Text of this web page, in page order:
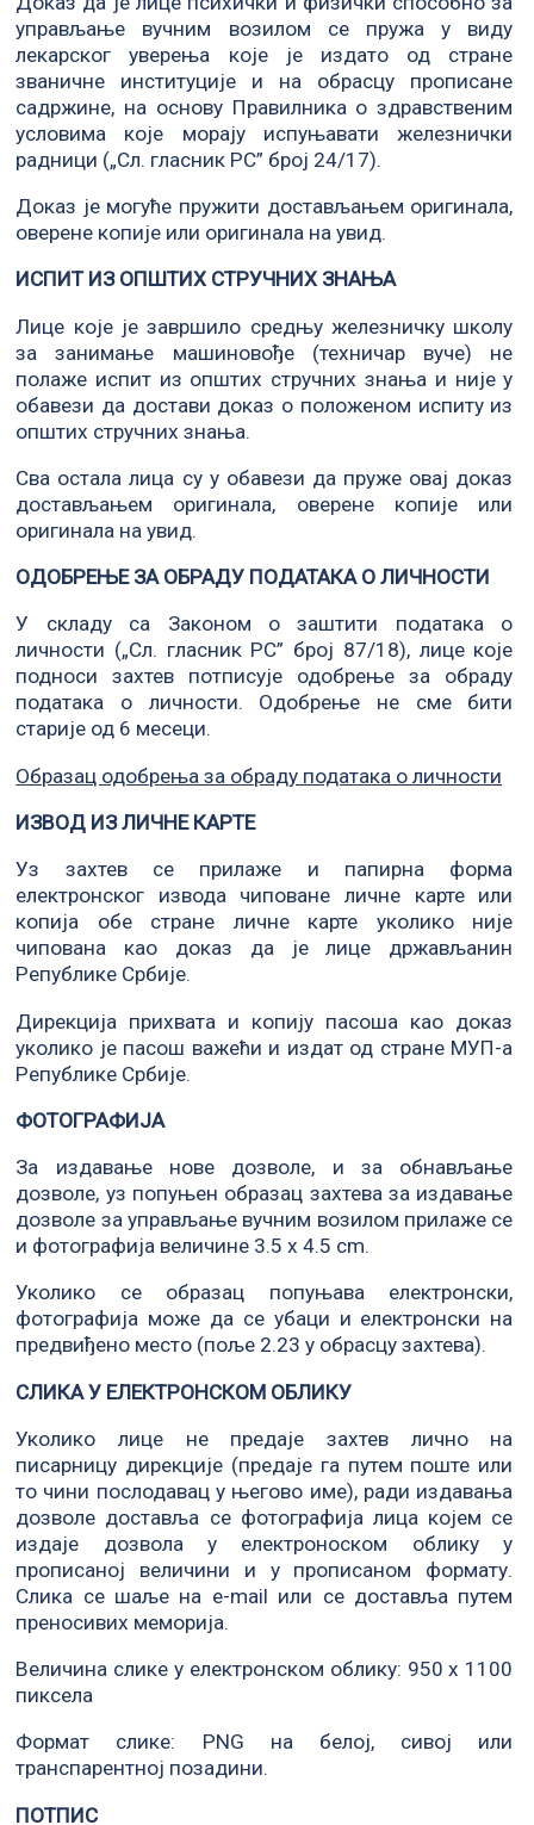
управљање вучним возилом се пружа у виду
лекарског уверења које је издато од стране
званичне институције и на обрасцу прописане
садржине, на основу Правилника о здравственим
условима које морају испуњавати железнички
радници („Сл. гласник РС” број 24/17).
Доказ је могуће пружити достављањем оригинала,
оверене копије или оригинала на увид.
ИСПИТ ИЗ ОПШТИХ СТРУЧНИХ ЗНАЊА
Лице које је завршило средњу железничку школу
за занимање машиновође (техничар вуче) не
полаже испит из општих стручних знања и није у
обавези да достави доказ о положеном испиту из
општих стручних знања.
Сва остала лица су у обавези да пруже овај доказ
достављањем оригинала, оверене копије или
оригинала на увид.
ОДОБРЕЊЕ ЗА ОБРАДУ ПОДАТАКА О ЛИЧНОСТИ
У складу са Законом о заштити података о
личности („Сл. гласник РС” број 87/18), лице које
подноси захтев потписује одобрење за обраду
података о личности. Одобрење не сме бити
старије од 6 месеци.
Образац одобрења за обраду података о личности
ИЗВОД ИЗ ЛИЧНЕ КАРТЕ
Уз захтев се прилаже и папирна форма
електронског извода чиповане личне карте или
копија обе стране личне карте уколико није
чипована као доказ да је лице држављанин
Републике Србије.
Дирекција прихвата и копију пасоша као доказ
уколико је пасош важећи и издат од стране МУП-а
Републике Србије.
ФОТОГРАФИЈА
За издавање нове дозволе, и за обнављање
дозволе, уз попуњен образац захтева за издавање
дозволе за управљање вучним возилом прилаже се
и фотографија величине 3.5 x 4.5 cm.
Уколико се образац попуњава електронски,
фотографија може да се убаци и електронски на
предвиђено место (поље 2.23 у обрасцу захтева).
СЛИКА У ЕЛЕКТРОНСКОМ ОБЛИКУ
Уколико лице не предаје захтев лично на
писарницу дирекције (предаје га путем поште или
то чини послодавац у његово име), ради издавања
дозволе доставља се фотографија лица којем се
издаје дозвола у електроноском облику у
прописаној величини и у прописаном формату.
Слика се шаље на e-mail или се доставља путем
преносивих меморија.
Величина слике у електронском облику: 950 x 1100
пиксела
Формат слике: PNG на белој, сивој или
транспарентној позадини.
ПОТПИС